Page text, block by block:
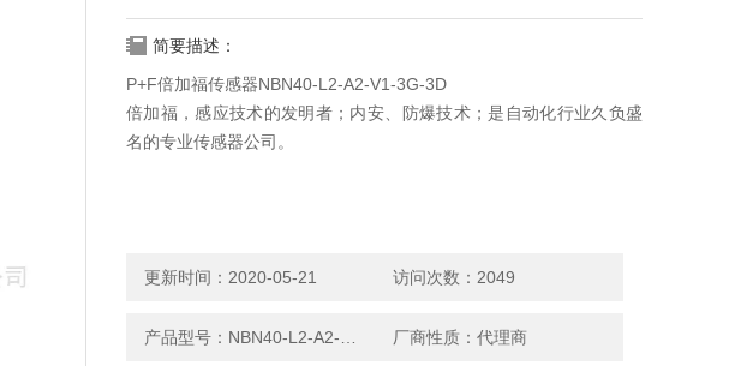
简要描述：
P+F倍加福传感器NBN40-L2-A2-V1-3G-3D
倍加福，感应技术的发明者；内安、防爆技术；是自动化行业久负盛
名的专业传感器公司。
更新时间：2020-05-21 访问次数：2049
厂商性质：代理商